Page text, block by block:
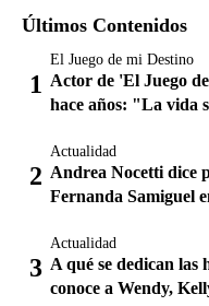
Últimos Contenidos
El Juego de mi Destino
Actor de 'El Juego
hace años: "La vida
Actualidad
Andrea Nocetti dice
Fernanda Samiguel
Actualidad
A qué se dedican las
conoce a Wendy,